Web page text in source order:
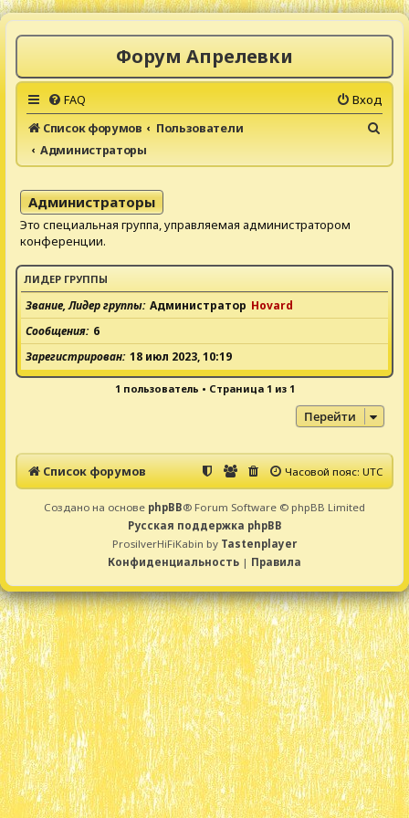
Форум Апрелевки
FAQ
Вход
Список форумов
Пользователи
Администраторы
и
Администраторы
Это специальная группа, управляемая администратором
конференции.
ЛИДЕР ГРУППЫ
Звание, Лидер группы Администратор Hovard
Сообщения 6
Зарегистрирован 18 июл 2023, 10:19
1 пользователь • Страница 1 из 1
Перейти
Список форумов Часовой пояс:UTC
Создано на основе phpBB® Forum Software © phpBB Limited
Русская поддержка phpBB
ProsilverHiFiKabin by Tastenplayer
Конфиденциальность | Правила